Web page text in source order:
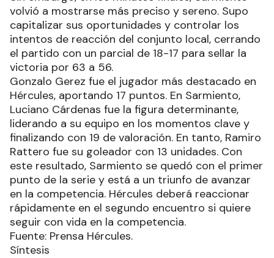
volvió a mostrarse más preciso y sereno. Supo
capitalizar sus oportunidades y controlar los
intentos de reacción del conjunto local, cerrando
el partido con un parcial de 18-17 para sellar la
victoria por 63 a 56.
Gonzalo Gerez fue el jugador más destacado en
Hércules, aportando 17 puntos. En Sarmiento,
Luciano Cárdenas fue la figura determinante,
liderando a su equipo en los momentos clave y
finalizando con 19 de valoración. En tanto, Ramiro
Rattero fue su goleador con 13 unidades. Con
este resultado, Sarmiento se quedó con el primer
punto de la serie y está a un triunfo de avanzar
en la competencia. Hércules deberá reaccionar
rápidamente en el segundo encuentro si quiere
seguir con vida en la competencia.
Fuente: Prensa Hércules.
Síntesis